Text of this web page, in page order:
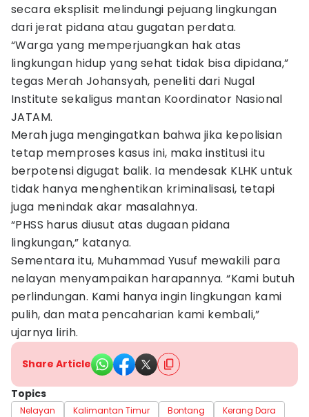
secara eksplisit melindungi pejuang lingkungan
dari jerat pidana atau gugatan perdata.
“Warga yang memperjuangkan hak atas
lingkungan hidup yang sehat tidak bisa dipidana,”
tegas Merah Johansyah, peneliti dari Nugal
Institute sekaligus mantan Koordinator Nasional
JATAM.
Merah juga mengingatkan bahwa jika kepolisian
tetap memproses kasus ini, maka institusi itu
berpotensi digugat balik. Ia mendesak KLHK untuk
tidak hanya menghentikan kriminalisasi, tetapi
juga menindak akar masalahnya.
“PHSS harus diusut atas dugaan pidana
lingkungan,” katanya.
Sementara itu, Muhammad Yusuf mewakili para
nelayan menyampaikan harapannya. “Kami butuh
perlindungan. Kami hanya ingin lingkungan kami
pulih, dan mata pencaharian kami kembali,”
ujarnya lirih.
Share Article
Topics
Nelayan Kalimantan Timur Bontang
Kerang Dara